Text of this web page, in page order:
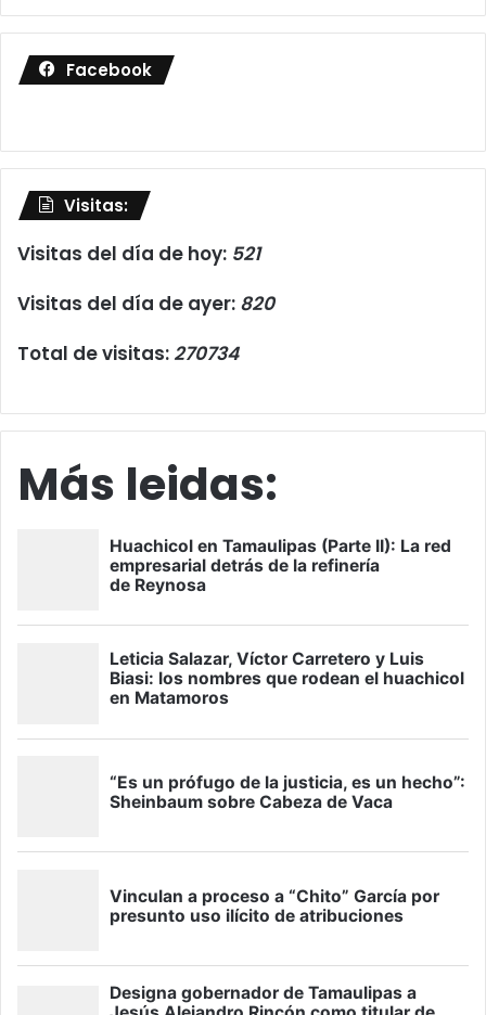
Facebook
Visitas:
Visitas del día de hoy: 521
Visitas del día de ayer: 820
Total de visitas: 270734
Más leidas: